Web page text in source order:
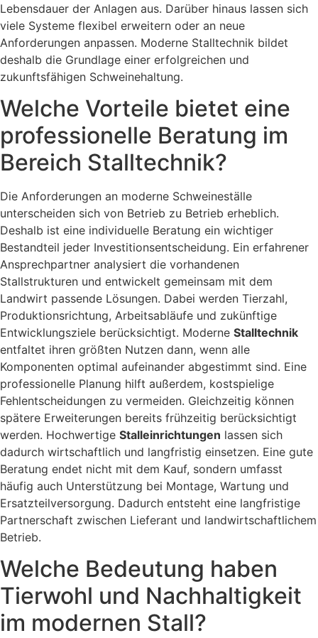
Lebensdauer der Anlagen aus. Darüber hinaus lassen sich
viele Systeme flexibel erweitern oder an neue
Anforderungen anpassen. Moderne Stalltechnik bildet
deshalb die Grundlage einer erfolgreichen und
zukunftsfähigen Schweinehaltung.
Welche Vorteile bietet eine
professionelle Beratung im
Bereich Stalltechnik?
Die Anforderungen an moderne Schweineställe
unterscheiden sich von Betrieb zu Betrieb erheblich.
Deshalb ist eine individuelle Beratung ein wichtiger
Bestandteil jeder Investitionsentscheidung. Ein erfahrener
Ansprechpartner analysiert die vorhandenen
Stallstrukturen und entwickelt gemeinsam mit dem
Landwirt passende Lösungen. Dabei werden Tierzahl,
Produktionsrichtung, Arbeitsabläufe und zukünftige
Entwicklungsziele berücksichtigt. Moderne Stalltechnik
entfaltet ihren größten Nutzen dann, wenn alle
Komponenten optimal aufeinander abgestimmt sind. Eine
professionelle Planung hilft außerdem, kostspielige
Fehlentscheidungen zu vermeiden. Gleichzeitig können
spätere Erweiterungen bereits frühzeitig berücksichtigt
werden. Hochwertige Stalleinrichtungen lassen sich
dadurch wirtschaftlich und langfristig einsetzen. Eine gute
Beratung endet nicht mit dem Kauf, sondern umfasst
häufig auch Unterstützung bei Montage, Wartung und
Ersatzteilversorgung. Dadurch entsteht eine langfristige
Partnerschaft zwischen Lieferant und landwirtschaftlichem
Betrieb.
Welche Bedeutung haben
Tierwohl und Nachhaltigkeit
im modernen Stall?